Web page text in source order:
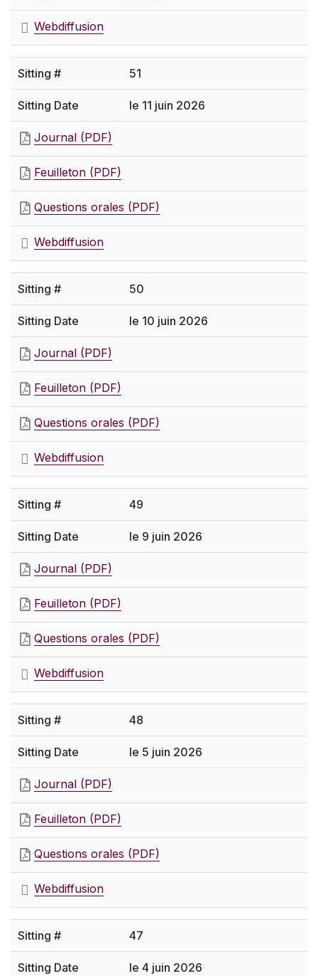
Webdiffusion
51
le 11 juin 2026
Journal (PDF)
Feuilleton (PDF)
Questions orales (PDF)
Webdiffusion
50
le 10 juin 2026
Journal (PDF)
Feuilleton (PDF)
Questions orales (PDF)
Webdiffusion
49
le 9 juin 2026
Journal (PDF)
Feuilleton (PDF)
Questions orales (PDF)
Webdiffusion
48
le 5 juin 2026
Journal (PDF)
Feuilleton (PDF)
Questions orales (PDF)
Webdiffusion
47
le 4 juin 2026